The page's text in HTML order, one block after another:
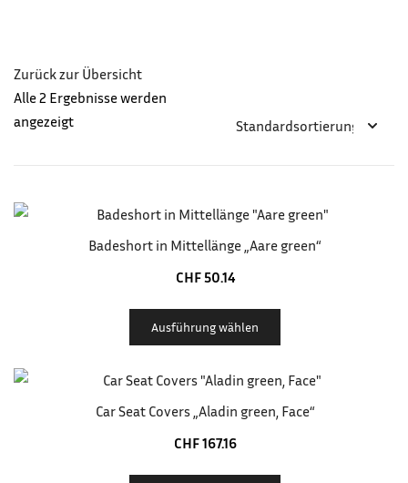
Zurück zur Übersicht
Alle 2 Ergebnisse werden
angezeigt
Badeshort in Mittellänge „Aare green“
CHF50.14
Ausführung wählen
Car Seat Covers „Aladin green, Face“
CHF167.16